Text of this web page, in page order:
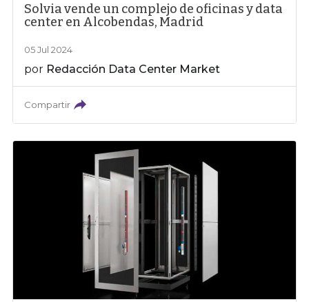
Solvia vende un complejo de oficinas y data
center en Alcobendas, Madrid
05 Jul 2024
por Redacción Data Center Market
Compartir